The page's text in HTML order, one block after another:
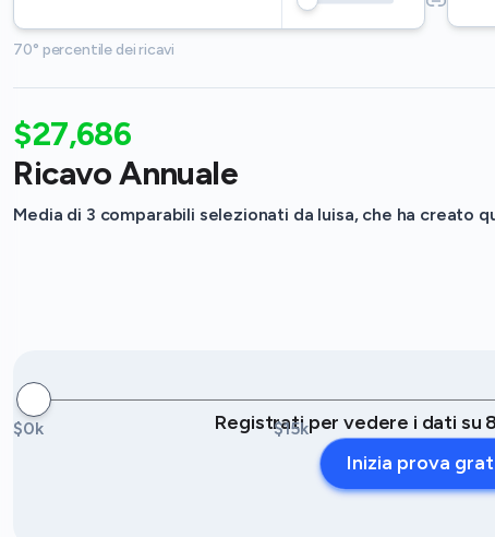
70° percentile dei ricavi
$27,686
Ricavo Annuale
Media di 3 comparabili selezionati da luisa, che ha creato
$0k $15k
Registrati per vedere i dati su
Inizia prova